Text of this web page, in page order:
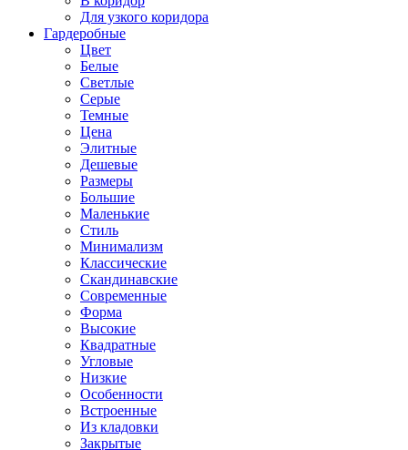
Для узкого коридора
Гардеробные
Цвет
Белые
Светлые
Серые
Темные
Цена
Элитные
Дешевые
Размеры
Большие
Маленькие
Стиль
Минимализм
Классические
Скандинавские
Современные
Форма
Высокие
Квадратные
Угловые
Низкие
Особенности
Встроенные
Из кладовки
Закрытые